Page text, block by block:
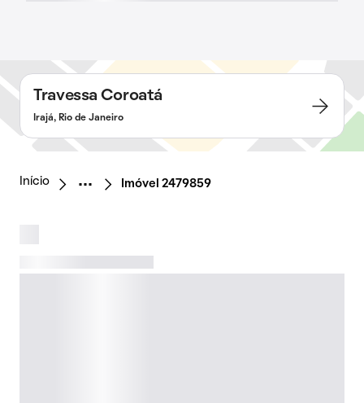
Travessa Coroatá
Irajá, Rio de Janeiro
Início Imóvel 2479859